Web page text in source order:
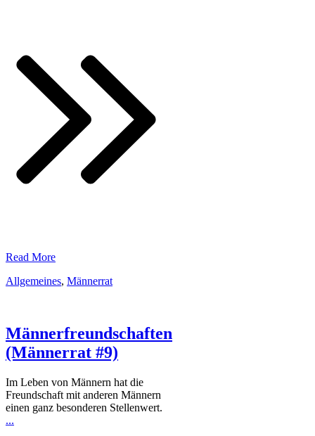
​Read More
Allgemeines, Männerrat
Männerfreundschaften
(Männerrat #9)
Im Leben von Männern hat die
Freundschaft mit anderen Männern
einen ganz besonderen Stellenwert.
...